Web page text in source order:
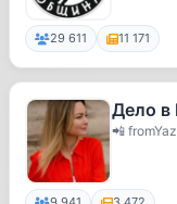
29 611 11 171
Дело в
📲